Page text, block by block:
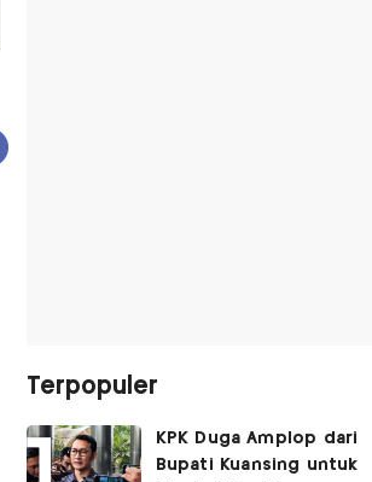
Terpopuler
KPK Duga Amplop dari
Bupati Kuansing untuk